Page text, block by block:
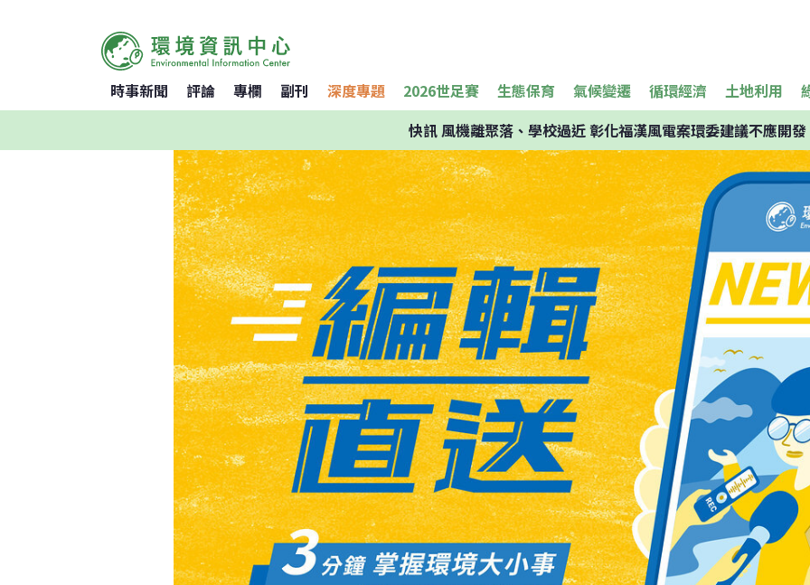
時事新聞 評論 專欄 副刊 深度專題 2026世足賽 生態保育 氣候變遷 循環經濟 土地利用
快訊風機離聚落、學校過近 彰化福漢風電案環委建議不應開發